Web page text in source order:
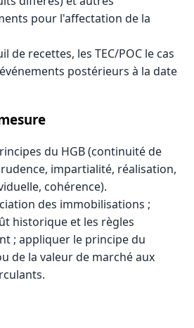
pour l'affectation de la
de recettes, les TEC/POC le cas
postérieurs à la date
du HGB (continuité de
impartialité, réalisation,
cohérence).
des immobilisations ;
historique et les règles
; appliquer le principe du
de la valeur de marché aux